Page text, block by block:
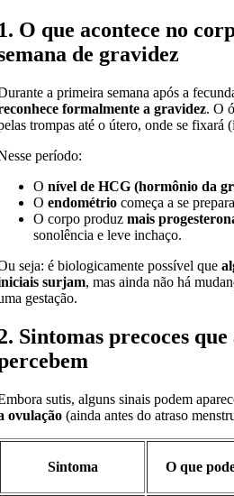
O que acontece no
de gravidez
a primeira semana após a
formalmente a gravidez. O
trompas até o útero, onde se fixará
período:
Onível de HCG (hormônio da
Oendométrio começa a se
O corpo produzmais
sonolência e leve inchaço.
seja: é biologicamente possível que
surjam, mas ainda não há
gestação.
Sintomas precoces
sutis, alguns sinais podem
ovulação (ainda antes do atraso
Sintoma O que